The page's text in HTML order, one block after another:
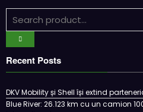
Recent Posts
DKV Mobility și Shell își extind